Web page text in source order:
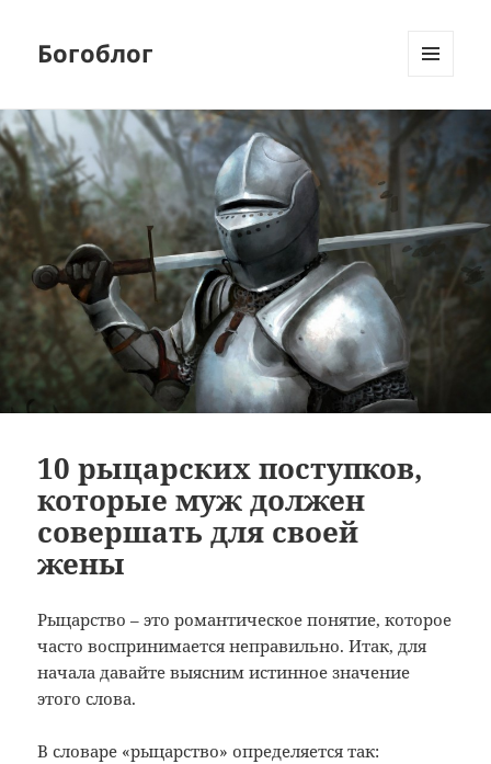
Богоблог
ВИДЖЕТЫ
10 рыцарских поступков,
которые муж должен
совершать для своей
жены
Рыцарство – это романтическое понятие, которое
часто воспринимается неправильно. Итак, для
начала давайте выясним истинное значение
этого слова.
В словаре «рыцарство» определяется так: